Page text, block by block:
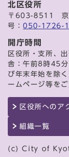
北区役所
〒603-8511 京
号：050-1726-
開庁時間
区役所・支所、
舎：午前8時45
び年末年始を除
ームページ等をご
区役所へのア
組織一覧
(c) City of